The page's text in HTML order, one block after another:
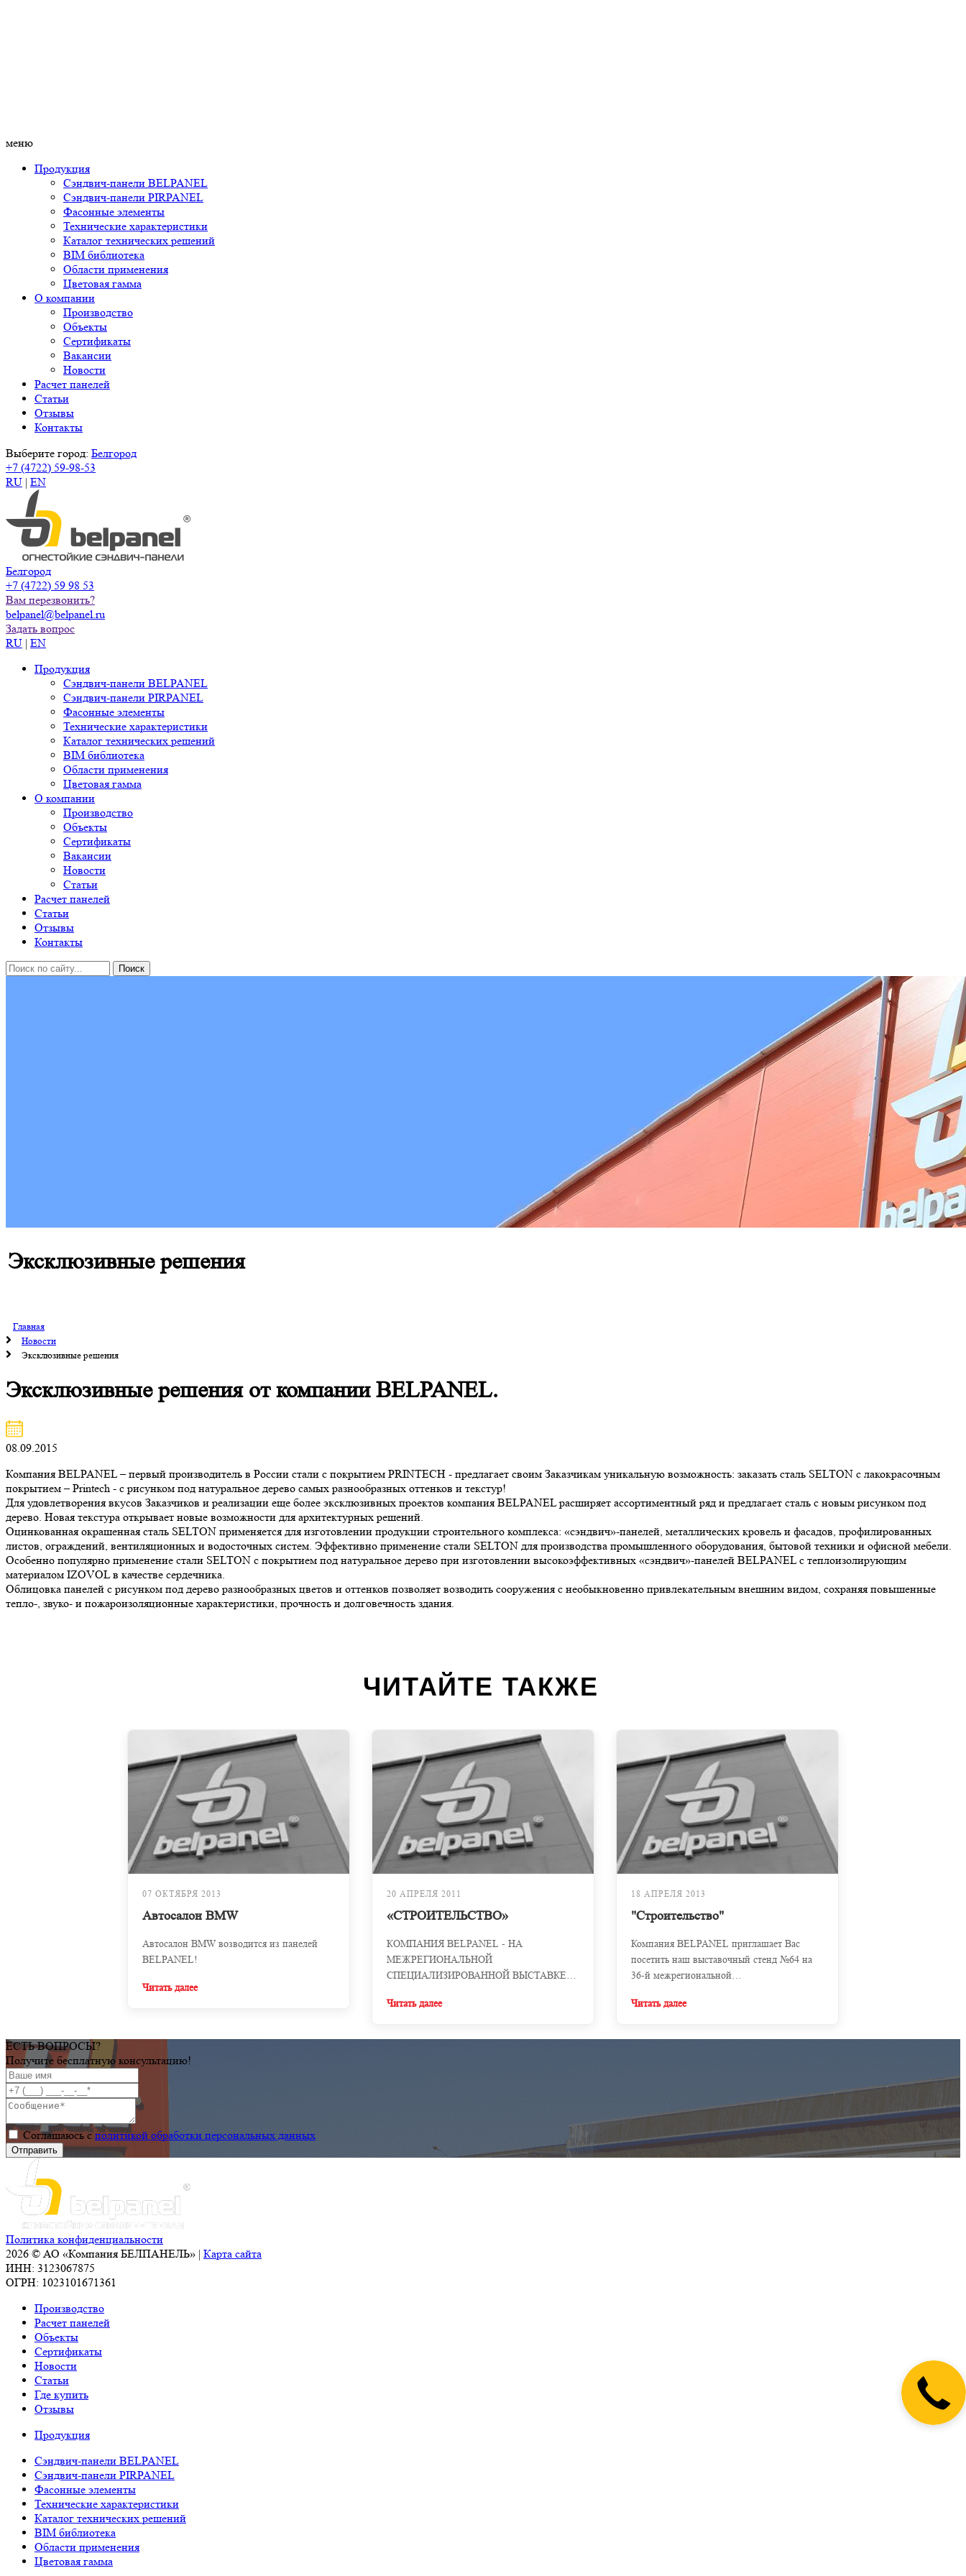
меню
Продукция
Сэндвич-панели BELPANEL
Сэндвич-панели PIRPANEL
Фасонные элементы
Технические характеристики
Каталог технических решений
BIM библиотека
Области применения
Цветовая гамма
О компании
Производство
Объекты
Сертификаты
Вакансии
Новости
Расчет панелей
Статьи
Отзывы
Контакты
Выберите город: Белгород
+7 (4722) 59-98-53
RU | EN
Белгород
+7 (4722) 59 98 53
Вам перезвонить?
belpanel@belpanel.ru
Задать вопрос
RU | EN
Продукция
Сэндвич-панели BELPANEL
Сэндвич-панели PIRPANEL
Фасонные элементы
Технические характеристики
Каталог технических решений
BIM библиотека
Области применения
Цветовая гамма
О компании
Производство
Объекты
Сертификаты
Вакансии
Новости
Статьи
Расчет панелей
Статьи
Отзывы
Контакты
Эксклюзивные решения
Главная
Новости
Эксклюзивные решения
Эксклюзивные решения от компании BELPANEL.
08.09.2015
Компания BELPANEL – первый производитель в России стали с покрытием PRINTECH - предлагает своим Заказчикам уникальную возможность: заказать сталь SELTON с лакокрасочным
покрытием – Printech - с рисунком под натуральное дерево самых разнообразных оттенков и текстур!
Для удовлетворения вкусов Заказчиков и реализации еще более эксклюзивных проектов компания BELPANEL расширяет ассортиментный ряд и предлагает сталь с новым рисунком под
дерево. Новая текстура открывает новые возможности для архитектурных решений.
Оцинкованная окрашенная сталь SELTON применяется для изготовлении продукции строительного комплекса: «сэндвич»-панелей, металлических кровель и фасадов, профилированных
листов, ограждений, вентиляционных и водосточных систем. Эффективно применение стали SELTON для производства промышленного оборудования, бытовой техники и офисной мебели.
Особенно популярно применение стали SELTON с покрытием под натуральное дерево при изготовлении высокоэффективных «сэндвич»-панелей BELPANEL с теплоизолирующим
материалом IZOVOL в качестве сердечника.
Облицовка панелей с рисунком под дерево разнообразных цветов и оттенков позволяет возводить сооружения с необыкновенно привлекательным внешним видом, сохраняя повышенные
тепло-, звуко- и пожароизоляционные характеристики, прочность и долговечность здания.
ЧИТАЙТЕ ТАКЖЕ
07 ОКТЯБРЯ 2013
Автосалон BMW
Автосалон BMW возводится из панелей
BELPANEL!
Читать далее
20 АПРЕЛЯ 2011
«СТРОИТЕЛЬСТВО»
КОМПАНИЯ BELPANEL - НА
МЕЖРЕГИОНАЛЬНОЙ
СПЕЦИАЛИЗИРОВАННОЙ ВЫСТАВКЕ
Читать далее
18 АПРЕЛЯ 2013
"Строительство"
Компания BELPANEL приглашает Вас
посетить наш выставочный стенд №64 на
36-й межрегиональной
международным участием "Строительство".
Читать далее
ЕСТЬ ВОПРОСЫ?
Получите бесплатную консультацию!
Соглашаюсь сполитикой обработки персональных данных
Политика конфиденциальности
2026 © АО «Компания БЕЛПАНЕЛЬ» | Карта сайта
ИНН: 3123067875
ОГРН: 1023101671361
Производство
Расчет панелей
Объекты
Сертификаты
Новости
Статьи
Где купить
Отзывы
Продукция
Сэндвич-панели BELPANEL
Сэндвич-панели PIRPANEL
Фасонные элементы
Технические характеристики
Каталог технических решений
BIM библиотека
Области применения
Цветовая гамма